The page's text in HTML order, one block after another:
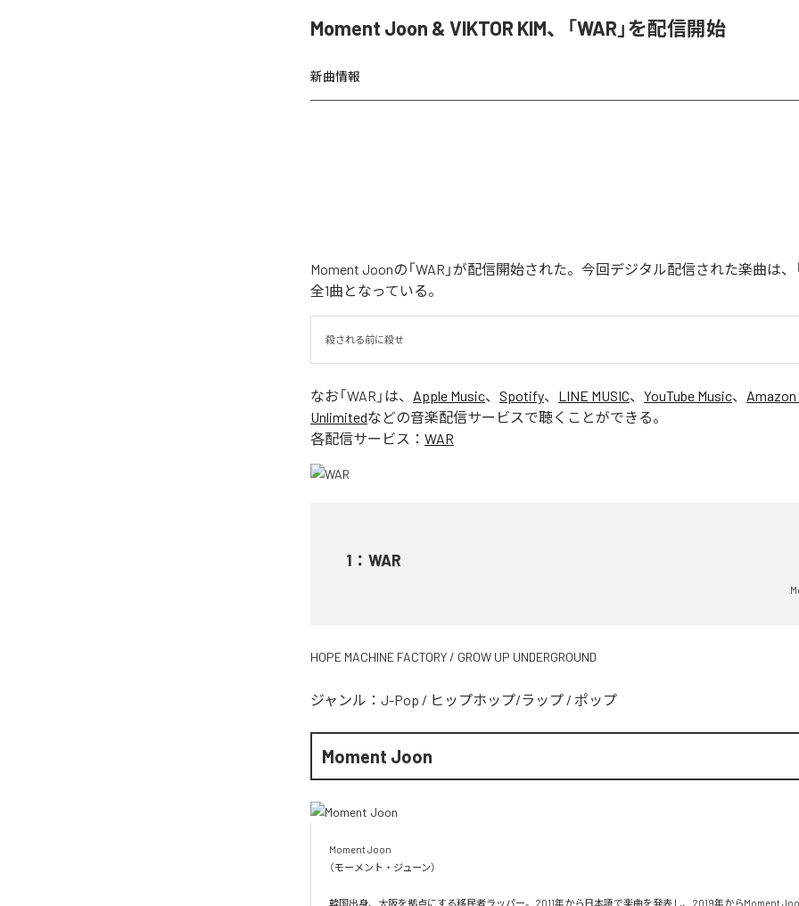
Moment Joon & VIKTOR KIM、「WAR」を配信開始
新曲情報
Moment Joonの「WAR」が配信開始された。今回デジタル配信された楽曲は、
全1曲となっている。
殺される前に殺せ
なお「WAR 」は、 Apple Music、 Spotify、 LINE MUSIC、 YouTube Music、
Unlimitedなどの音楽配信サービスで聴くことができる。
各配信サービス： WAR
1 ： WAR
HOPE MACHINE FACTORY / GROW UP UNDERGROUND
ジャンル： J-Pop / ヒップホップ/ラップ / ポップ
Moment Joon
Moment Joon
（モーメント・ジューン）
韓国出身、大阪を拠点にする移民者ラッパー。2011年から日本語で楽曲を発表し、2019年からMoment